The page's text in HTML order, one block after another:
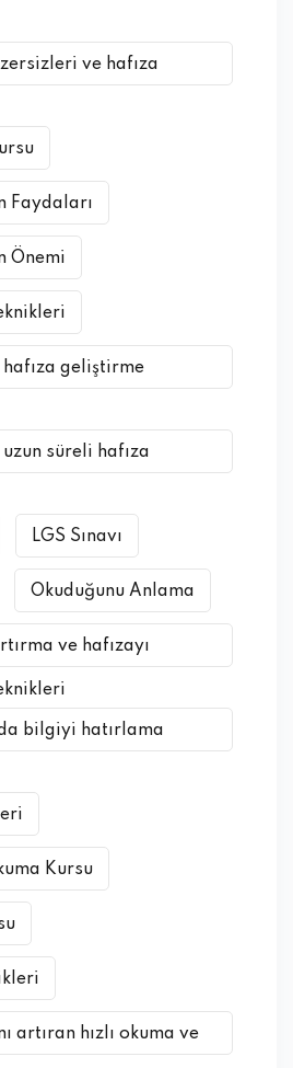
ve hafıza
Faydaları
Önemi
hafıza geliştirme
uzun süreli hafıza
LGS Sınavı
Okuduğunu Anlama
ve hafızayı
bilgiyi hatırlama
Kursu
artıran hızlı okuma ve